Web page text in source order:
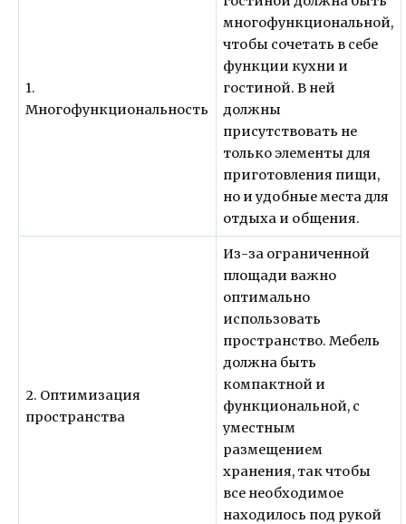
1.
Многофункциональность
многофункциональной,
чтобы сочетать в себе
функции кухни и
гостиной. В ней
должны
присутствовать не
только элементы для
приготовления пищи,
но и удобные места для
отдыха и общения.
2. Оптимизация
пространства
Из-за ограниченной
площади важно
оптимально
использовать
пространство. Мебель
должна быть
компактной и
функциональной, с
уместным
размещением
хранения, так чтобы
все необходимое
находилось под рукой